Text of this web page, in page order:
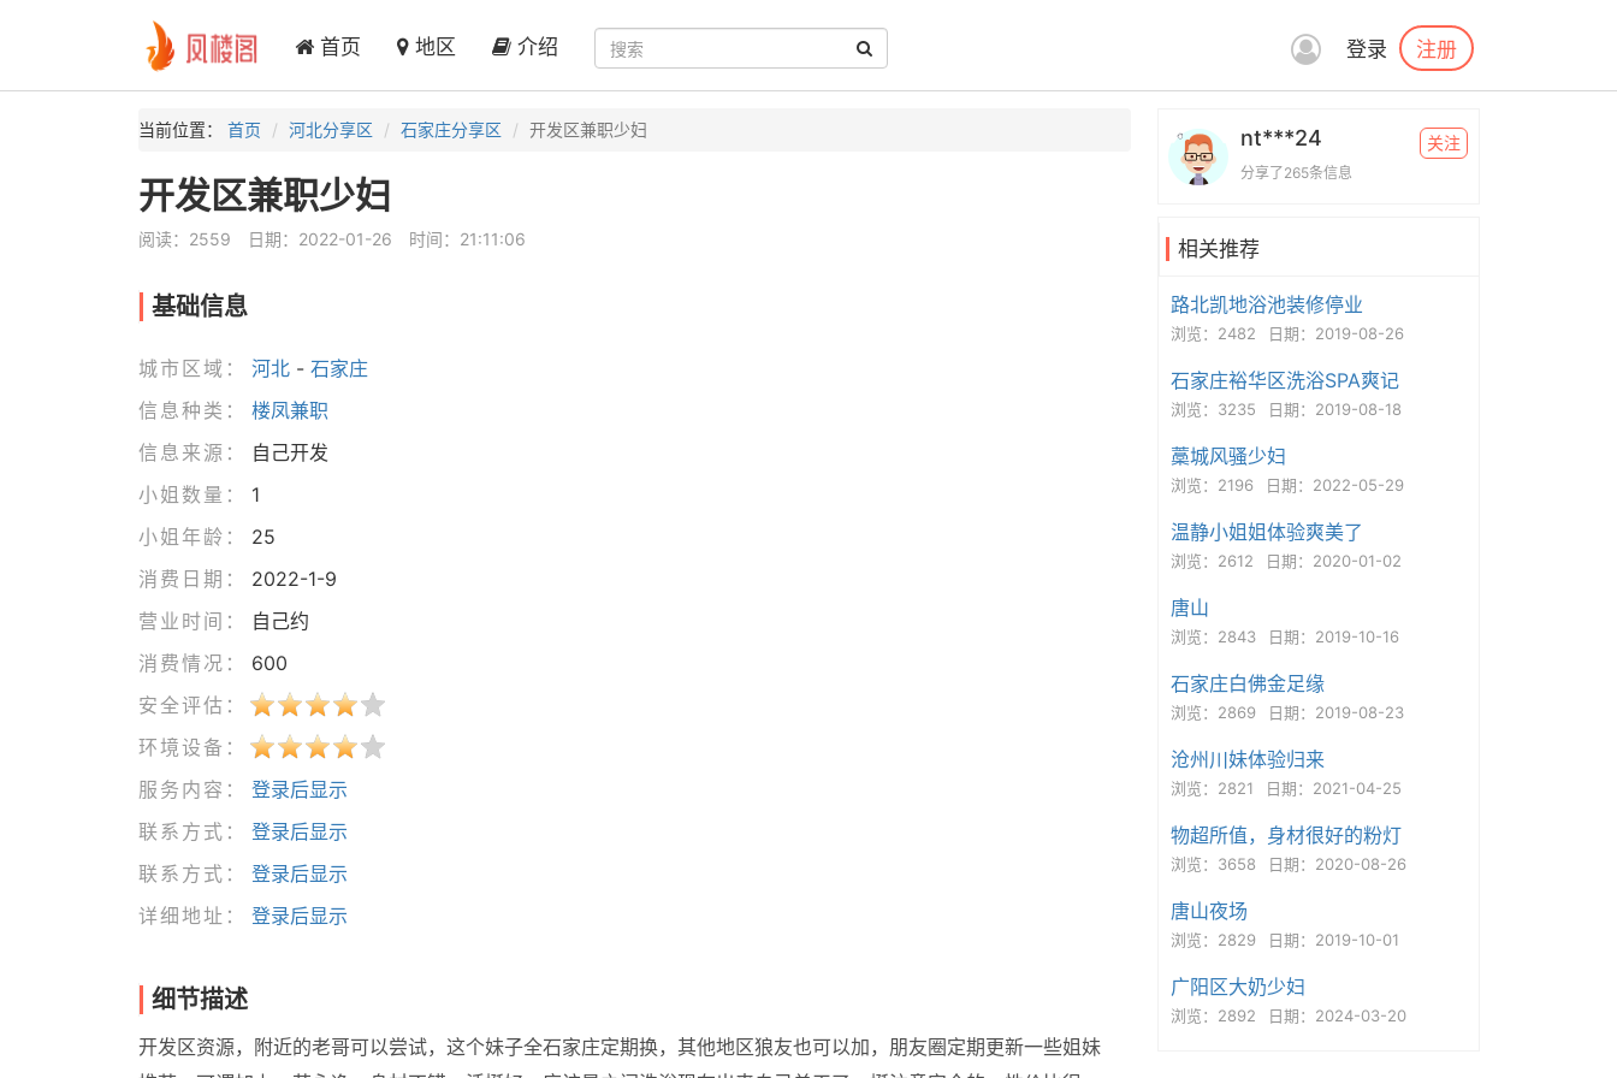
首页 地区 介绍 登录 注册
当前位置： 首页 河北分享区 石家庄分享区 开发区兼职少妇
开发区兼职少妇
阅读：2559 日期：2022-01-26 时间：21:11:06
基础信息
城市区域： 河北- 石家庄
信息种类：
楼凤兼职
信息来源：
自己开发
小姐数量：
1
小姐年龄：
25
消费日期：
2022-1-9
营业时间：
自己约
消费情况：
600
安全评估：
环境设备：
服务内容：
登录后显示
联系方式：
登录后显示
联系方式：
登录后显示
详细地址：
登录后显示
细节描述
开发区资源，附近的老哥可以尝试，这个妹子全石家庄定期换，其他地区狼友也可以加，朋友圈定期更新一些姐妹
nt***24
分享了265条信息
关注
相关推荐
路北凯地浴池装修停业
浏览：2482 日期：2019-08-26
石家庄裕华区洗浴SPA爽记
浏览：3235 日期：2019-08-18
藁城风骚少妇
浏览：2196 日期：2022-05-29
温静小姐姐体验爽美了
浏览：2612 日期：2020-01-02
唐山
浏览：2843 日期：2019-10-16
石家庄白佛金足缘
浏览：2869 日期：2019-08-23
沧州川妹体验归来
浏览：2821 日期：2021-04-25
物超所值，身材很好的粉灯
浏览：3658 日期：2020-08-26
唐山夜场
浏览：2829 日期：2019-10-01
广阳区大奶少妇
浏览：2892 日期：2024-03-20